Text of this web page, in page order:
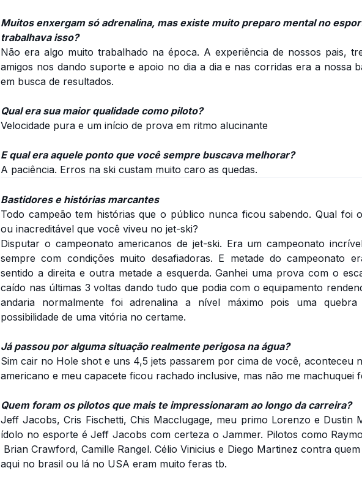
Muitos enxergam só adrenalina, mas existe muito preparo mental no
trabalhava isso?
Não era algo muito trabalhado na época. A experiência de nossos pais,
amigos nos dando suporte e apoio no dia a dia e nas corridas era a nossa
em busca de resultados.
Qual era sua maior qualidade como piloto?
Velocidade pura e um início de prova em ritmo alucinante
E qual era aquele ponto que você sempre buscava melhorar?
A paciência. Erros na ski custam muito caro as quedas.
Bastidores e histórias marcantes
Todo campeão tem histórias que o público nunca ficou sabendo. Qual foi
ou inacreditável que você viveu no jet-ski?
Disputar o campeonato americanos de jet-ski. Era um campeonato
sempre com condições muito desafiadoras. E metade do campeonato
sentido a direita e outra metade a esquerda. Ganhei uma prova com o
caído nas últimas 3 voltas dando tudo que podia com o equipamento
andaria normalmente foi adrenalina a nível máximo pois uma
possibilidade de uma vitória no certame.
Já passou por alguma situação realmente perigosa na água?
Sim cair no Hole shot e uns 4,5 jets passarem por cima de você, aconteceu
americano e meu capacete ficou rachado inclusive, mas não me machuquei
Quem foram os pilotos que mais te impressionaram ao longo da carreira?
Jeff Jacobs, Cris Fischetti, Chis Macclugage, meu primo Lorenzo e Dustin
ídolo no esporte é Jeff Jacobs com certeza o Jammer. Pilotos como
Brian Crawford, Camille Rangel. Célio Vinicius e Diego Martinez contra
aqui no brasil ou lá no USA eram muito feras tb.